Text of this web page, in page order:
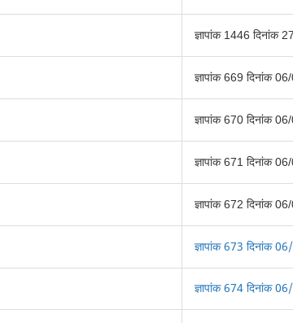
ज्ञापांक 1446 दिनांक
ज्ञापांक 669 दिनांक
ज्ञापांक 670 दिनांक
ज्ञापांक 671 दिनांक
ज्ञापांक 672 दिनांक
ज्ञापांक 673 दिनांक
ज्ञापांक 674 दिनांक